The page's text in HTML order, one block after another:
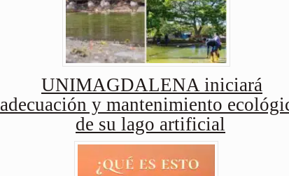
UNIMAGDALENA iniciará
adecuación y mantenimiento
de su lago artificial